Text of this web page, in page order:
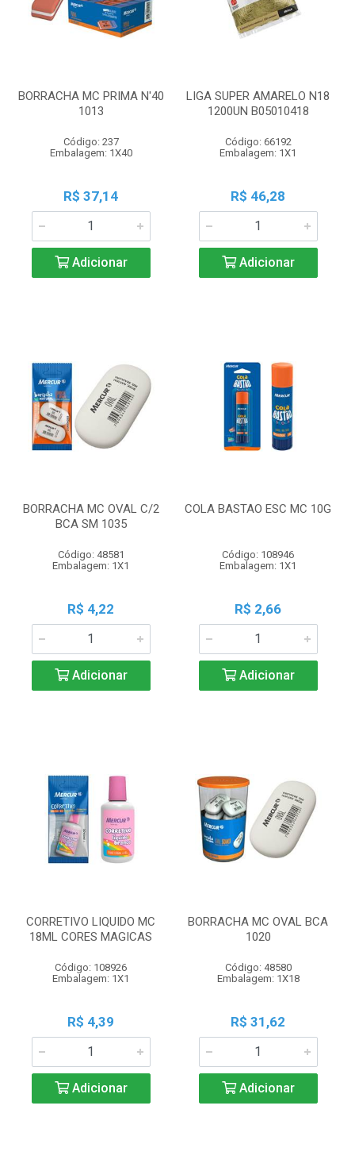
BORRACHA MC PRIMA N'40
1013
Código: 237
Embalagem: 1X40
R$ 37,14
Adicionar
LIGA SUPER AMARELO N18
1200UN B05010418
Código: 66192
Embalagem: 1X1
R$ 46,28
Adicionar
BORRACHA MC OVAL C/2
BCA SM 1035
Código: 48581
Embalagem: 1X1
R$ 4,22
Adicionar
COLA BASTAO ESC MC 10G
Código: 108946
Embalagem: 1X1
R$ 2,66
Adicionar
CORRETIVO LIQUIDO MC
18ML CORES MAGICAS
Código: 108926
Embalagem: 1X1
R$ 4,39
Adicionar
BORRACHA MC OVAL BCA
1020
Código: 48580
Embalagem: 1X18
R$ 31,62
Adicionar